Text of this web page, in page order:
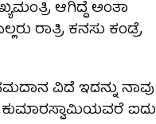
ಆಗಿದ್ದೆ ಅಂತಾ
ರಾತ್ರಿ ಕನಸು ಕಂಡ್ರೆ
ವಿದೆ ಇದನ್ನು ನಾವು
ಕುಮಾರಸ್ವಾಮಿಯವರೆ ಐದು